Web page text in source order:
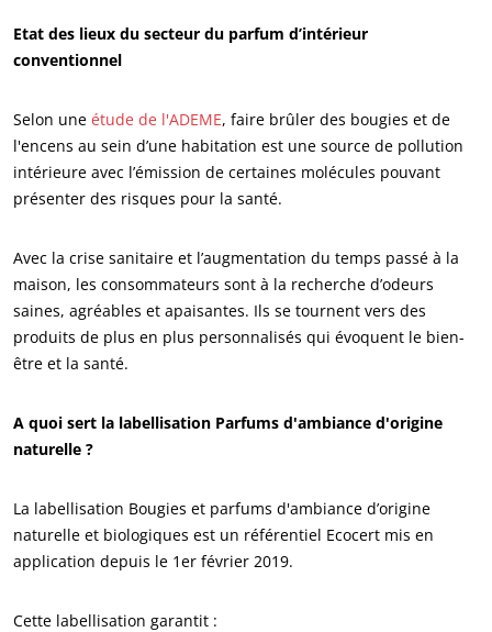
ECOCERT
Actualités
Carrières
Etat des lieux du secteur du parfum d’intérieur
conventionnel
Selon une étude de l'ADEME, faire brûler des bougies et de
l'encens au sein d’une habitation est une source de pollution
intérieure avec l’émission de certaines molécules pouvant
présenter des risques pour la santé.
Avec la crise sanitaire et l’augmentation du temps passé à la
maison, les consommateurs sont à la recherche d’odeurs
saines, agréables et apaisantes. Ils se tournent vers des
produits de plus en plus personnalisés qui évoquent le bien-
être et la santé.
A quoi sert la labellisation Parfums d'ambiance d'origine
naturelle ?
La labellisation Bougies et parfums d'ambiance d’origine
naturelle et biologiques est un référentiel Ecocert mis en
application depuis le 1er février 2019.
Cette labellisation garantit :